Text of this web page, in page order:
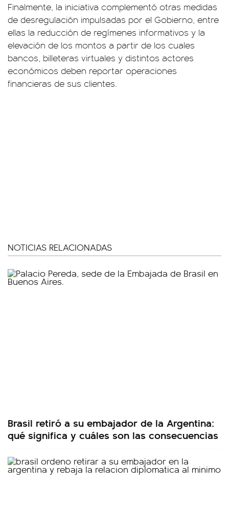
Finalmente, la iniciativa complementó otras medidas
de desregulación impulsadas por el Gobierno, entre
ellas la reducción de regímenes informativos y la
elevación de los montos a partir de los cuales
bancos, billeteras virtuales y distintos actores
económicos deben reportar operaciones
financieras de sus clientes.
NOTICIAS RELACIONADAS
Brasil retiró a su embajador de la Argentina:
qué significa y cuáles son las consecuencias